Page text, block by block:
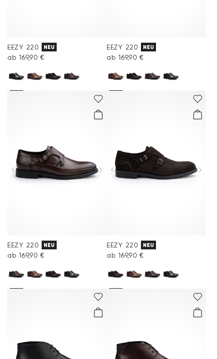
EEZY 220 NEU
ab 169,90 €
EEZY 220 NEU
ab 169,90 €
EEZY 220 NEU
ab 169,90 €
EEZY 220 NEU
ab 169,90 €